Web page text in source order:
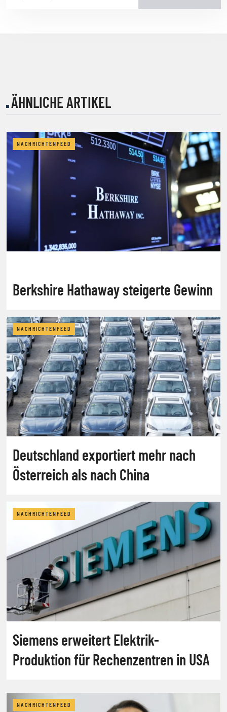
ÄHNLICHE ARTIKEL
NACHRICHTENFEED
Berkshire Hathaway steigerte Gewinn
NACHRICHTENFEED
Deutschland exportiert mehr nach
Österreich als nach China
NACHRICHTENFEED
Siemens erweitert Elektrik-
Produktion für Rechenzentren in USA
NACHRICHTENFEED